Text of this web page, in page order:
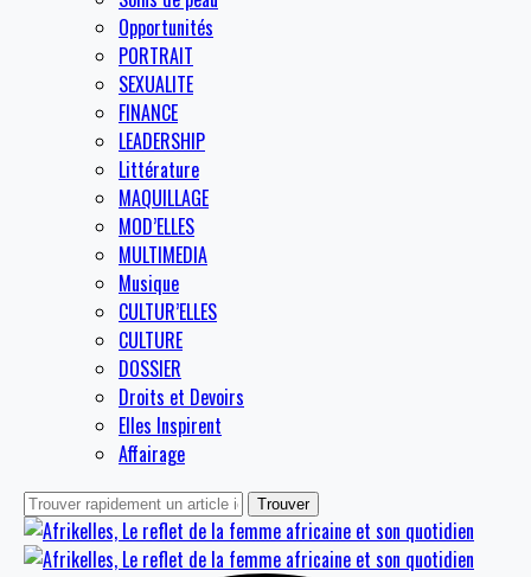
Opportunités
PORTRAIT
SEXUALITE
FINANCE
LEADERSHIP
Littérature
MAQUILLAGE
MOD’ELLES
MULTIMEDIA
Musique
CULTUR’ELLES
CULTURE
DOSSIER
Droits et Devoirs
Elles Inspirent
Affairage